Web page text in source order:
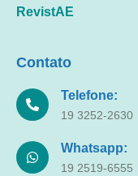
RevistAE
Contato
Telefone:
19 3252-2630
Whatsapp:
19 2519-6555